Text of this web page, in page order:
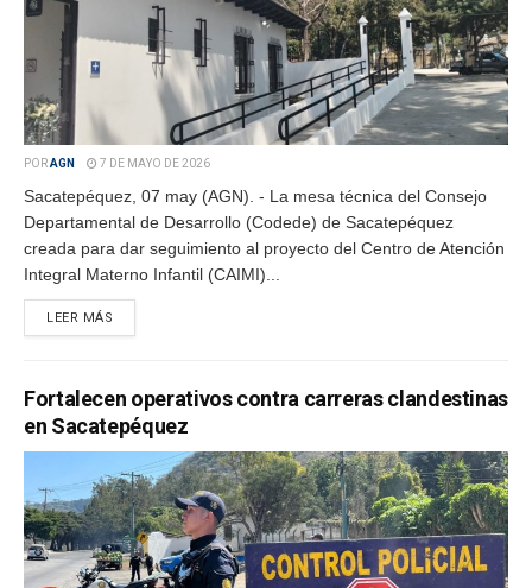
PORAGN 7 DE MAYO DE 2026
Sacatepéquez, 07 may (AGN). - La mesa técnica del Consejo
Departamental de Desarrollo (Codede) de Sacatepéquez
creada para dar seguimiento al proyecto del Centro de Atención
Integral Materno Infantil (CAIMI)...
LEER MÁS
Fortalecen operativos contra carreras clandestinas
en Sacatepéquez